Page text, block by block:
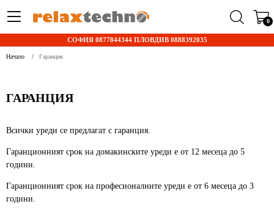
0
СОФИЯ 0877844344 ПЛОВДИВ 0888392035
Начало Гаранция
ГАРАНЦИЯ
Всички уреди се предлагат с гаранция.
Гаранционният срок на домакинските уреди е от 12 месеца до 5
години.
Гаранционният срок на професионалните уреди е от 6 месеца до 3
години.